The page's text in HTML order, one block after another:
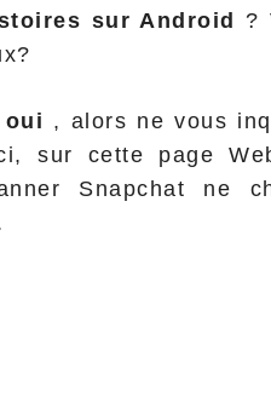
sur Android?
oui , alors ne vous
sur cette page
Snapchat ne